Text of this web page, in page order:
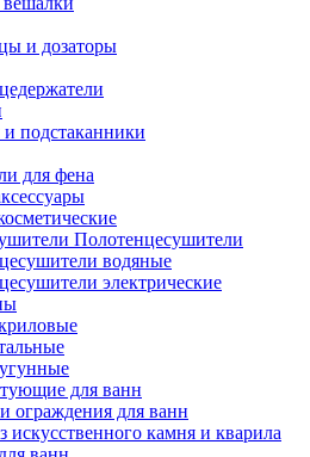
и дозаторы
подстаканники
для фена
Полотенцесушители
водяные
электрические
для ванн
ограждения для ванн
искусственного камня и кварила